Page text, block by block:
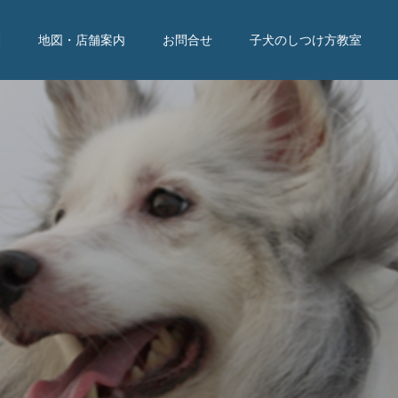
地図・店舗案内 お問合せ 子犬のしつけ方教室